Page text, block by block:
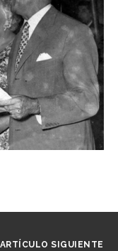
ARTÍCULO SIGUIENTE